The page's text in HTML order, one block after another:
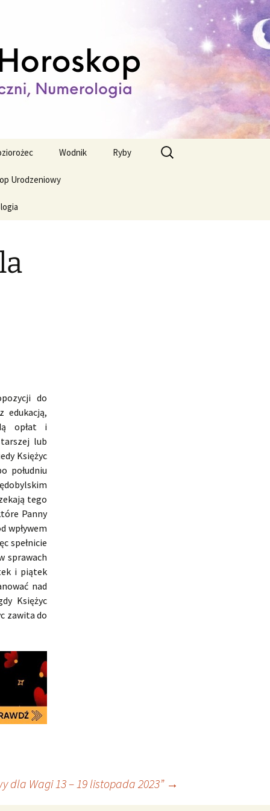
Wodnik Ryby
Urodzeniowy
Szukaj:
do
edukacją,
opłat i
lub
Księżyc
południu
tego
Panny
wpływem
spełnicie
sprawach
i piątek
nad
Księżyc
zawita do
dla Wagi 13 – 19 listopada 2023” →